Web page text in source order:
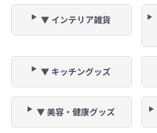
▼ インテリア雑貨
▼ キッチングッズ
▼ 美容・健康グッズ